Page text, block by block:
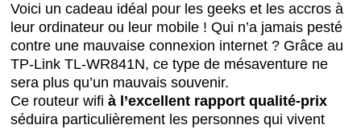
Voici un cadeau idéal pour les geeks et les accros à
leur ordinateur ou leur mobile ! Qui n’a jamais pesté
contre une mauvaise connexion internet ? Grâce au
TP-Link TL-WR841N, ce type de mésaventure ne
sera plus qu’un mauvais souvenir.
Ce routeur wifià l’excellent rapport qualité-prix
séduira particulièrement les personnes qui vivent